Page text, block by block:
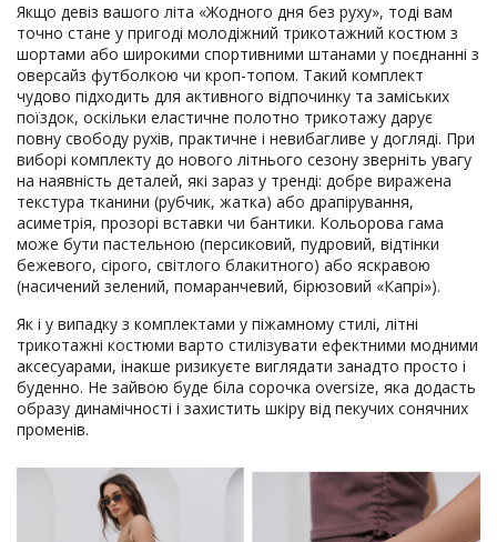
Якщо девіз вашого літа «Жодного дня без руху», тоді вам
точно стане у пригоді молодіжний трикотажний костюм з
шортами або широкими спортивними штанами у поєднанні з
оверсайз футболкою чи кроп-топом. Такий комплект
чудово підходить для активного відпочинку та заміських
поїздок, оскільки еластичне полотно трикотажу дарує
повну свободу рухів, практичне і невибагливе у догляді. При
виборі комплекту до нового літнього сезону зверніть увагу
на наявність деталей, які зараз у тренді: добре виражена
текстура тканини (рубчик, жатка) або драпірування,
асиметрія, прозорі вставки чи бантики. Кольорова гама
може бути пастельною (персиковий, пудровий, відтінки
бежевого, сірого, світлого блакитного) або яскравою
(насичений зелений, помаранчевий, бірюзовий «Капрі»).
Як і у випадку з комплектами у піжамному стилі, літні
трикотажні костюми варто стилізувати ефектними модними
аксесуарами, інакше ризикуєте виглядати занадто просто і
буденно. Не зайвою буде біла сорочка oversize, яка додасть
образу динамічності і захистить шкіру від пекучих сонячних
променів.